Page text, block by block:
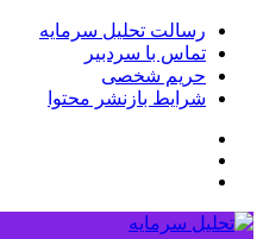
رسالت تحلیل سرمایه
تماس با سردبیر
حریم شخصی
شرایط بازنشر محتوا